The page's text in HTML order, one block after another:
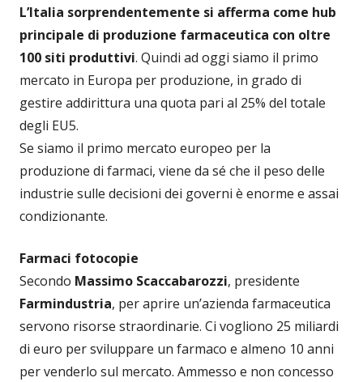
L’Italia sorprendentemente si afferma come hub
principale di produzione farmaceutica con oltre
100 siti produttivi. Quindi ad oggi siamo il primo
mercato in Europa per produzione, in grado di
gestire addirittura una quota pari al 25% del totale
degli EU5.
Se siamo il primo mercato europeo per la
produzione di farmaci, viene da sé che il peso delle
industrie sulle decisioni dei governi è enorme e assai
condizionante.
Farmaci fotocopie
Secondo Massimo Scaccabarozzi, presidente
Farmindustria, per aprire un’azienda farmaceutica
servono risorse straordinarie. Ci vogliono 25 miliardi
di euro per sviluppare un farmaco e almeno 10 anni
per venderlo sul mercato. Ammesso e non concesso